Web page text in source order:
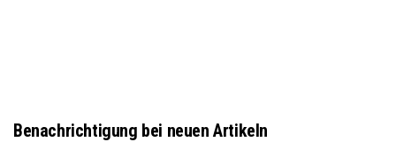
Benachrichtigung bei neuen Artikeln